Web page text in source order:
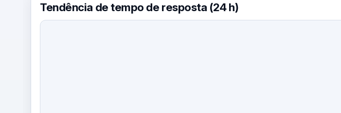
Tendência de tempo de resposta (24 h)